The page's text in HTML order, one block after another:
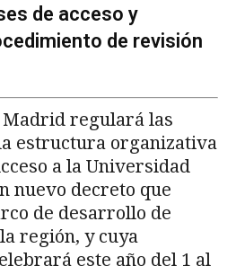
de acceso y
de revisión
Madrid regulará las
estructura organizativa
a la Universidad
nuevo decreto que
de desarrollo de
región, y cuya
este año del 1 al